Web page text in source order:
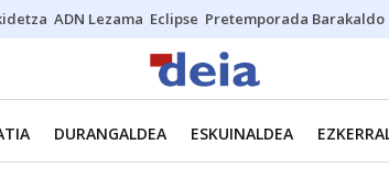
ADN Lezama Eclipse Pretemporada Barakaldo
DURANGALDEA ESKUINALDEA